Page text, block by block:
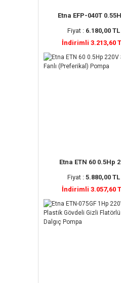
Etna EFP-040T
Fiyat : 6.180,00 TL
İndirimli 3.213,60
Etna ETN 60 0.5Hp
Fiyat : 5.880,00 TL
İndirimli 3.057,60